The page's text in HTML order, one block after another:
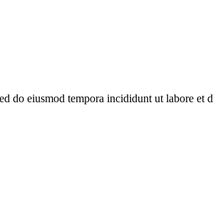
do eiusmod tempora incididunt ut labore